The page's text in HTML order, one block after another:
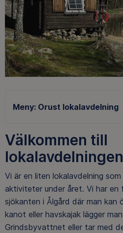
Meny: Orust lokalavdelning
Välkommen till
Vi är en liten lokalavdelning
aktiviteter under året. Vi har en
sjökanten i Ålgård där man kan
kanot eller havskajak lägger
Grindsbyvattnet eller tar med